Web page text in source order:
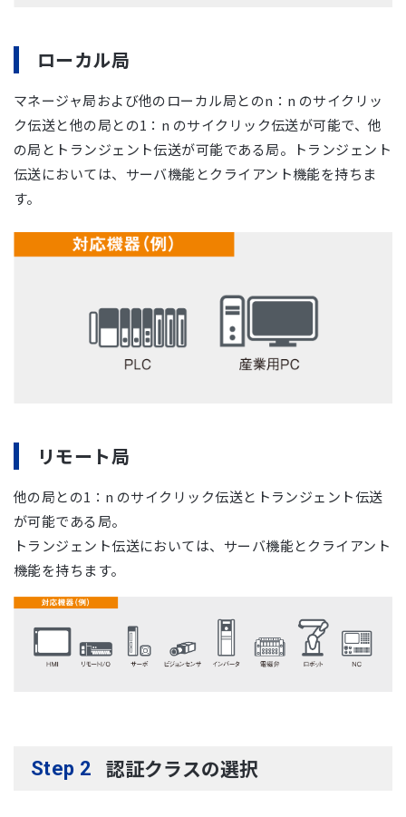
ローカル局
マネージャ局および他のローカル局とのn：n のサイクリッ
ク伝送と他の局との1：n のサイクリック伝送が可能で、他
の局とトランジェント伝送が可能である局。トランジェント
伝送においては、サーバ機能とクライアント機能を持ちま
す。
リモート局
他の局との1：n のサイクリック伝送とトランジェント伝送
が可能である局。
トランジェント伝送においては、サーバ機能とクライアント
機能を持ちます。
Step 2 認証クラスの選択